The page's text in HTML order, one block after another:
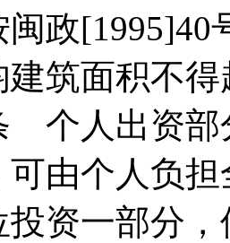
政
筑面积不
人出资部分
由个人负
资一部分